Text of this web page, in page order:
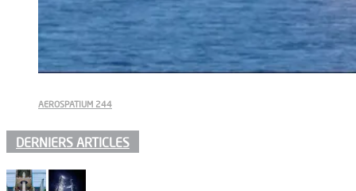
AEROSPATIUM 244
DERNIERS ARTICLES